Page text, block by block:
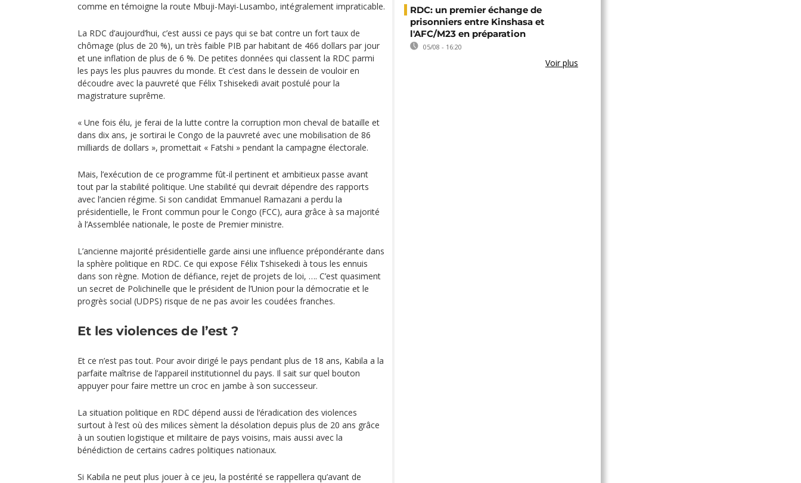
comme en témoigne la route Mbuji-Mayi-Lusambo, intégralement impraticable.
La RDC d’aujourd’hui, c’est aussi ce pays qui se bat contre un fort taux de
chômage (plus de 20 %), un très faible PIB par habitant de 466 dollars par jour
et une inflation de plus de 6 %. De petites données qui classent la RDC parmi
les pays les plus pauvres du monde. Et c’est dans le dessein de vouloir en
découdre avec la pauvreté que Félix Tshisekedi avait postulé pour la
magistrature suprême.
« Une fois élu, je ferai de la lutte contre la corruption mon cheval de bataille et
dans dix ans, je sortirai le Congo de la pauvreté avec une mobilisation de 86
milliards de dollars », promettait « Fatshi » pendant la campagne électorale.
Mais, l’exécution de ce programme fût-il pertinent et ambitieux passe avant
tout par la stabilité politique. Une stabilité qui devrait dépendre des rapports
avec l’ancien régime. Si son candidat Emmanuel Ramazani a perdu la
présidentielle, le Front commun pour le Congo (FCC), aura grâce à sa majorité
à l’Assemblée nationale, le poste de Premier ministre.
L’ancienne majorité présidentielle garde ainsi une influence prépondérante dans
la sphère politique en RDC. Ce qui expose Félix Tshisekedi à tous les ennuis
dans son règne. Motion de défiance, rejet de projets de loi, …. C’est quasiment
un secret de Polichinelle que le président de l’Union pour la démocratie et le
progrès social (UDPS) risque de ne pas avoir les coudées franches.
Et les violences de l’est ?
Et ce n’est pas tout. Pour avoir dirigé le pays pendant plus de 18 ans, Kabila a la
parfaite maîtrise de l’appareil institutionnel du pays. Il sait sur quel bouton
appuyer pour faire mettre un croc en jambe à son successeur.
La situation politique en RDC dépend aussi de l‘éradication des violences
surtout à l’est où des milices sèment la désolation depuis plus de 20 ans grâce
à un soutien logistique et militaire de pays voisins, mais aussi avec la
bénédiction de certains cadres politiques nationaux.
Si Kabila ne peut plus jouer à ce jeu, la postérité se rappellera qu’avant de
RDC: un premier échange de
prisonniers entre Kinshasa et
l'AFC/M23 en préparation
05/08 - 16:20
Voir plus